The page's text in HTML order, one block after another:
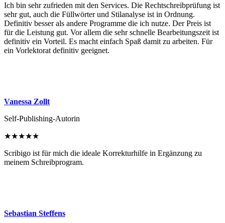
Ich bin sehr zufrieden mit den Services. Die Rechtschreibprüfung ist
sehr gut, auch die Füllwörter und Stilanalyse ist in Ordnung.
Definitiv besser als andere Programme die ich nutze. Der Preis ist
für die Leistung gut. Vor allem die sehr schnelle Bearbeitungszeit ist
definitiv ein Vorteil. Es macht einfach Spaß damit zu arbeiten. Für
ein Vorlektorat definitiv geeignet.
Vanessa Zollt
Self-Publishing-Autorin
★★★★★
Scribigo ist für mich die ideale Korrekturhilfe in Ergänzung zu
meinem Schreibprogram.
Sebastian Steffens